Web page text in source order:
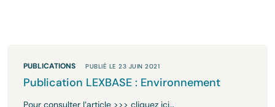
PUBLICATIONS PUBLIÉ LE 23 JUIN 2021
Publication LEXBASE : Environnement
Pour consulter l’article >>> cliquez ici…